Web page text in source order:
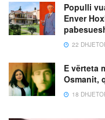
Populli
Enver
22
E vërteta
Osmanit,
18